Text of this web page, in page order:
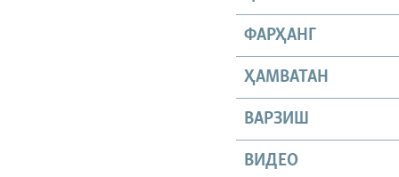
ФАРҲАНГ
ҲАМВАТАН
ВАРЗИШ
ВИДЕО